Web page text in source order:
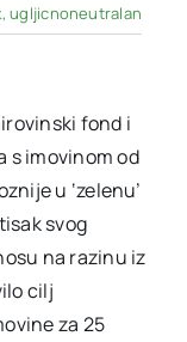
,ugljicnoneutralan
fond i
s imovinom od
u ‘zelenu’
svog
na razinu iz
cilj
za 25